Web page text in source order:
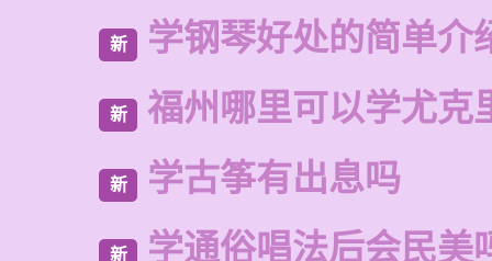
新 学钢琴好处的简单介
新 福州哪里可以学尤克
新 学古筝有出息吗
新 学通俗唱法后会民美